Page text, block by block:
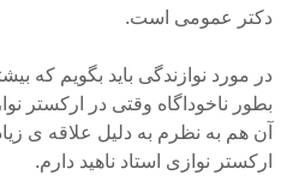
دکتر عمومی است.
در مورد نوازندگی باید بگویم که
بطور ناخوداگاه وقتی در ارکستر
آن هم به نظرم به دلیل علاقه ی
ارکستر نوازی استاد ناهید دارم.